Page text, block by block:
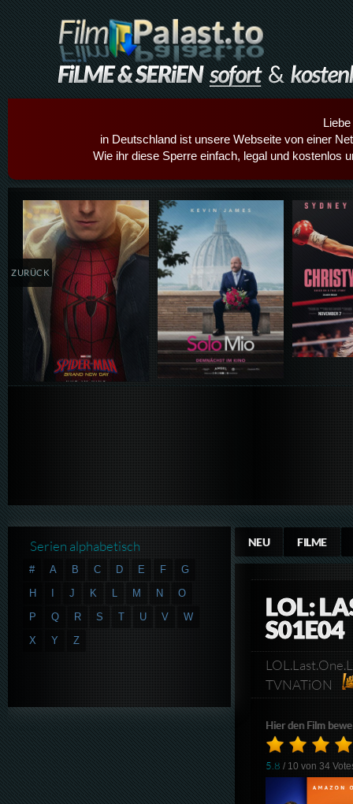
in Deutschland ist unsere Webseite von einer
Wie ihr diese Sperre einfach, legal und kostenlos
Details,Play Details,Play
ZURÜCK
NEU FILME
LOL:
S01E04
TVNATiON
Hier den Film
5.8 / 10 von34
Serien alphabetisch
# A B C D E F
G
H
I J K L M N
O
P
Q R S T U V
W
X
Y Z